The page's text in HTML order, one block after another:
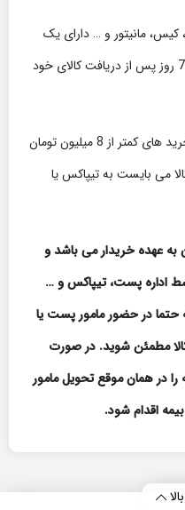
کیس، مانیتور و … دارای یک
هفته مهلت تست بوده و مشتریان تنها 7 روز پس از دریافت کالای خود
– هزینه ارسال کالا در حال حاضر برای خرید های کمتر از 8 میلیون تومان
می بایست به تیپاکس یا
به عهده خریدار می باشد و
اداره پست، تیپاکس و …
در حضور مامور پست یا
مطمئن شوید. در صورت
در همان موقع تحویل مامور
اقدام شود.